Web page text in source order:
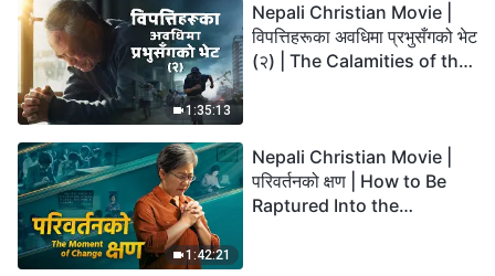
1:35:13
Nepali Christian Movie |
विपत्तिहरूका अवधिमा प्रभुसँगको भेट
(२) | The Calamities of the
1:42:21
Nepali Christian Movie |
परिवर्तनको क्षण | How to Be
Raptured Into the